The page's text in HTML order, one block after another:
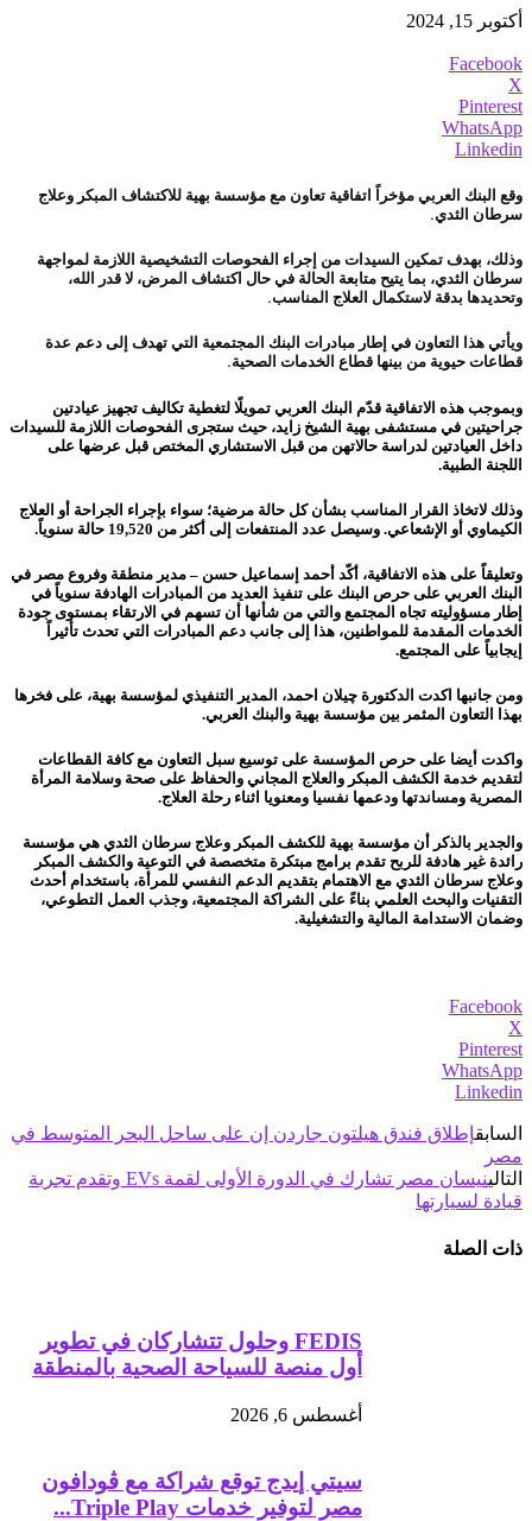
أكتوبر 15, 2024
Facebook
X
Pinterest
WhatsApp
Linkedin
وقع البنك العربي مؤخراً اتفاقية تعاون مع مؤسسة بهية للاكتشاف المبكر وعلاج
سرطان الثدي.
وذلك، بهدف تمكين السيدات من إجراء الفحوصات التشخيصية اللازمة لمواجهة
سرطان الثدي، بما يتيح متابعة الحالة في حال اكتشاف المرض، لا قدر الله،
وتحديدها بدقة لاستكمال العلاج المناسب.
ويأتي هذا التعاون في إطار مبادرات البنك المجتمعية التي تهدف إلى دعم عدة
قطاعات حيوية من بينها قطاع الخدمات الصحية.
وبموجب هذه الاتفاقية قدّم البنك العربي تمويلًا لتغطية تكاليف تجهيز عيادتين
جراحيتين في مستشفى بهية الشيخ زايد، حيث ستجرى الفحوصات اللازمة للسيدات
داخل العيادتين لدراسة حالاتهن من قبل الاستشاري المختص قبل عرضها على
اللجنة الطبية.
وذلك لاتخاذ القرار المناسب بشأن كل حالة مرضية؛ سواء بإجراء الجراحة أو العلاج
الكيماوي أو الإشعاعي. وسيصل عدد المنتفعات إلى أكثر من 19,520 حالة سنوياً.
وتعليقاً على هذه الاتفاقية، أكّد أحمد إسماعيل حسن – مدير منطقة وفروع مصر في
البنك العربي على حرص البنك على تنفيذ العديد من المبادرات الهادفة سنوياً في
إطار مسؤوليته تجاه المجتمع والتي من شأنها أن تسهم في الارتقاء بمستوى جودة
الخدمات المقدمة للمواطنين، هذا إلى جانب دعم المبادرات التي تحدث تأثيراً
إيجابياً على المجتمع.
ومن جانبها اكدت الدكتورة چيلان احمد، المدير التنفيذي لمؤسسة بهية، على فخرها
بهذا التعاون المثمر بين مؤسسة بهية والبنك العربي.
واكدت أيضا على حرص المؤسسة على توسيع سبل التعاون مع كافة القطاعات
لتقديم خدمة الكشف المبكر والعلاج المجاني والحفاظ على صحة وسلامة المرأة
المصرية ومساندتها ودعمها نفسيا ومعنويا اثناء رحلة العلاج.
والجدير بالذكر أن مؤسسة بهية للكشف المبكر وعلاج سرطان الثدي هي مؤسسة
رائدة غير هادفة للربح تقدم برامج مبتكرة متخصصة في التوعية والكشف المبكر
وعلاج سرطان الثدي مع الاهتمام بتقديم الدعم النفسي للمرأة، باستخدام أحدث
التقنيات والبحث العلمي بناءً على الشراكة المجتمعية، وجذب العمل التطوعي،
وضمان الاستدامة المالية والتشغيلية.
Facebook
X
Pinterest
WhatsApp
Linkedin
السابقإطلاق فندق هيلتون جاردن إن على ساحل البحر المتوسط في
مصر
التالي
نيسان مصر تشارك في الدورة الأولى لقمة EVs وتقدم تجربة
قيادة لسيارتها
ذات الصلة
FEDIS وحلول تتشاركان في تطوير
أول منصة للسياحة الصحية بالمنطقة
أغسطس 6, 2026
سيتي إيدج توقع شراكة مع ڤودافون
مصر لتوفير خدمات Triple Play...